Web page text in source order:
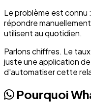
Le problème est connu
répondre
utilisent au quotidien.
Parlons chiffres. Le
juste une application
d'automatiser cette
Pourquoi